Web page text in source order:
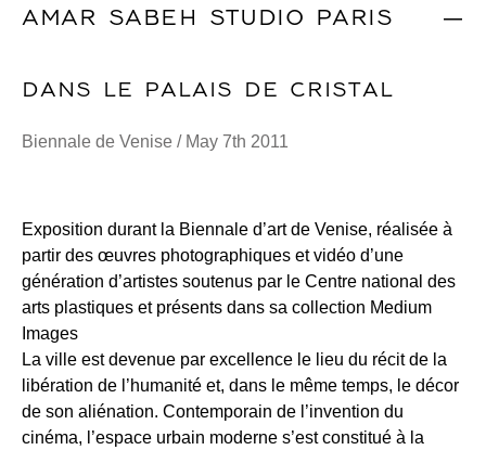
AMAR SABEH STUDIO PARIS |
DANS LE PALAIS DE CRISTAL
Biennale de Venise / May 7th 2011
Exposition durant la Biennale d’art de Venise, réalisée à
partir des œuvres photographiques et vidéo d’une
génération d’artistes soutenus par le Centre national des
arts plastiques et présents dans sa collection Medium
Images
La ville est devenue par excellence le lieu du récit de la
libération de l’humanité et, dans le même temps, le décor
de son aliénation. Contemporain de l’invention du
cinéma, l’espace urbain moderne s’est constitué à la